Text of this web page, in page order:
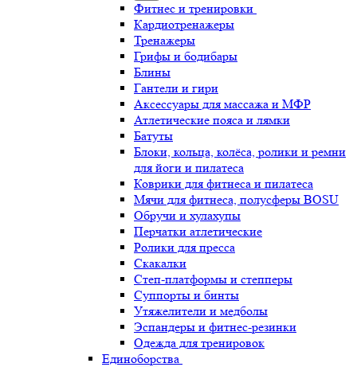
Фитнес и тренировки
Кардиотренажеры
Тренажеры
Грифы и бодибары
Блины
Гантели и гири
Аксессуары для массажа и МФР
Атлетические пояса и лямки
Батуты
Блоки, кольца, колёса, ролики и ремни
для йоги и пилатеса
Коврики для фитнеса и пилатеса
Мячи для фитнеса, полусферы BOSU
Обручи и хулахупы
Перчатки атлетические
Ролики для пресса
Скакалки
Степ-платформы и степперы
Суппорты и бинты
Утяжелители и медболы
Эспандеры и фитнес-резинки
Одежда для тренировок
Единоборства